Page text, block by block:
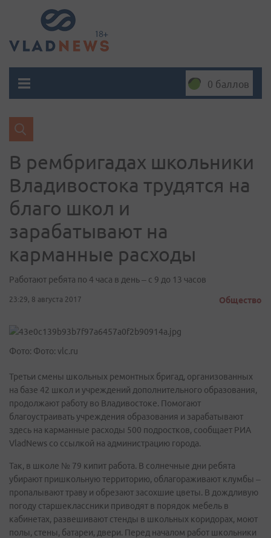
0 баллов
В рембригадах школьники
Владивостока трудятся на
благо школ и
зарабатывают на
карманные расходы
Работают ребята по 4 часа в день – с 9 до 13 часов
23:29, 8 августа 2017 Общество
Фото: Фото: vlc.ru
Третьи смены школьных ремонтных бригад, организованных
на базе 42 школ и учреждений дополнительного образования,
продолжают работу во Владивостоке. Помогают
благоустраивать учреждения образования и зарабатывают
здесь на карманные расходы 500 подростков, сообщает РИА
VladNews со ссылкой на администрацию города.
Так, в школе № 79 кипит работа. В солнечные дни ребята
убирают пришкольную территорию, облагораживают клумбы –
пропалывают траву и обрезают засохшие цветы. В дождливую
погоду старшеклассники приводят в порядок мебель в
кабинетах, развешивают стенды в школьных коридорах, моют
полы, стены, батареи, двери. Перед началом работ школьники